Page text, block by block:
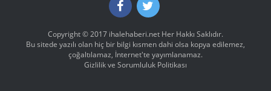
Copyright © 2017 ihalehaberi.net Her Hakkı Saklıdır.
Bu sitede yazılı olan hiç bir bilgi kısmen dahi olsa kopya edilemez,
çoğaltılamaz, İnternet'te yayımlanamaz.
Gizlilik ve Sorumluluk Politikası